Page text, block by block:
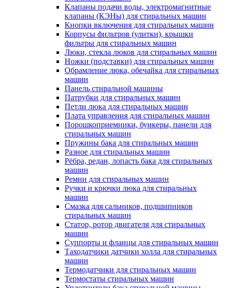
Клапаны подачи воды, электромагнитные
клапаны (КЭНы) для стиральных машин
Кнопки включения для стиральных машин
Корпусы фильтров (улитки), крышки
фильтры для стиральных машин
Люки, стекла люков для стиральных машин
Ножки (подставки) для стиральных машин
Обрамление люка, обечайка для стиральных
машин
Панель стиральной машины
Патрубки для стиральных машин
Петли люка для стиральных машин
Плата управления для стиральных машин
Порошкоприемники, бункеры, панели для
стиральных машин
Пружины бака для стиральных машин
Разное для стиральных машин
Рёбра, редан, лопасть бака для стиральных
машин
Ремни для стиральных машин
Ручки и крючки люка для стиральных
машин
Смазка для сальников, подшипников
стиральных машин
Статор, ротор двигателя для стиральных
машин
Суппорты и фланцы для стиральных машин
Таходатчики датчики холла для стиральных
машин
Термодатчики для стиральных машин
Термостаты стиральных машин